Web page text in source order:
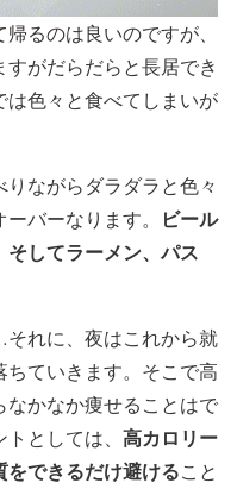
るのは良いのですが、
がだらだらと長居でき
色々と食べてしまいが
ながらダラダラと色々
バーなります。
ビール
してラーメン、パス
れに、夜はこれから就
ていきます。そこで高
なかなか痩せることはで
としては、 高カロリー
できるだけ避けること